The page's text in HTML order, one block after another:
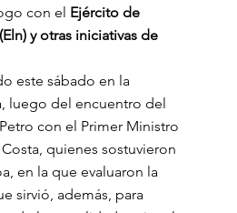
con el Ejército de
y otras iniciativas de
este sábado en la
luego del encuentro del
con el Primer Ministro
quienes sostuvieron
en la que evaluaron la
sirvió, además, para